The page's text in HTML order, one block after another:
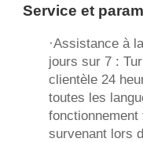
Service et
·Assistance à
jours sur 7 :
clientèle 24
toutes les
survenant lors